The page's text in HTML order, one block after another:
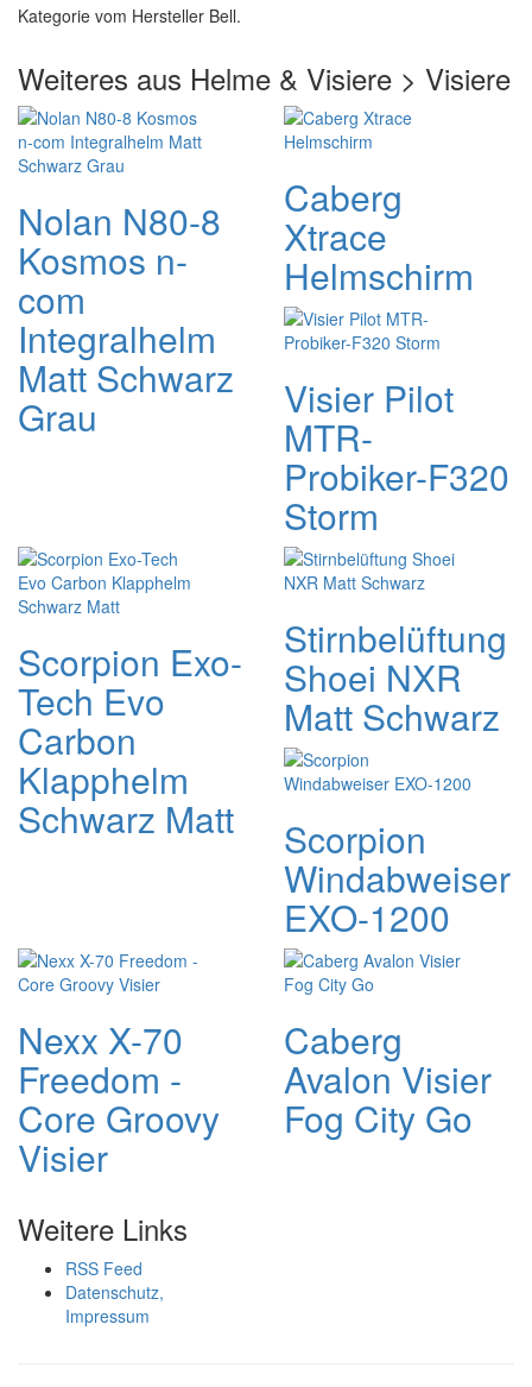
Kategorie vom Hersteller Bell.
Weiteres aus Helme & Visiere > Visiere
Nolan N80-8
Kosmos n-
com
Integralhelm
Matt Schwarz
Grau
Caberg
Xtrace
Helmschirm
Visier Pilot
MTR-
Probiker-F320
Storm
Scorpion Exo-
Tech Evo
Carbon
Klapphelm
Schwarz Matt
Stirnbelüftung
Shoei NXR
Matt Schwarz
Scorpion
Windabweiser
EXO-1200
Nexx X-70
Freedom -
Core Groovy
Visier
Caberg
Avalon Visier
Fog City Go
Weitere Links
RSS Feed
Datenschutz,
Impressum